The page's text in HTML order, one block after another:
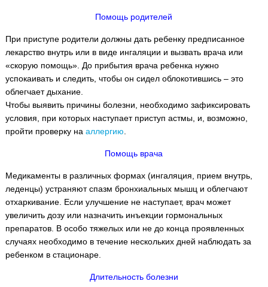
Помощь родителей
При приступе родители должны дать ребенку предписанное
лекарство внутрь или в виде ингаляции и вызвать врача или
«скорую помощь». До прибытия врача ребенка нужно
успокаивать и следить, чтобы он сидел облокотившись – это
облегчает дыхание.
Чтобы выявить причины болезни, необходимо зафиксировать
условия, при которых наступает приступ астмы, и, возможно,
пройти проверку на аллергию
Помощь врача
Медикаменты в различных формах (ингаляция, прием внутрь,
леденцы) устраняют спазм бронхиальных мышц и облегчают
отхаркивание. Если улучшение не наступает, врач может
увеличить дозу или назначить инъекции гормональных
препаратов. В особо тяжелых или не до конца проявленных
случаях необходимо в течение нескольких дней наблюдать за
ребенком в стационаре.
Длительность болезни